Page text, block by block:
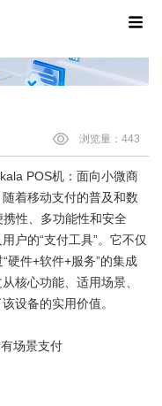
浏览量：443
POS机 ：面向小微商
着移动支付的普及和数
性、多功能性和安全
户的“支付工具”。它不仅
硬件+软件+服务”的集成
核心功能、适用场景、
设备的实用价值。
场景支付